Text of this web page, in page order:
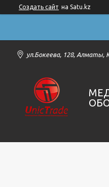
Создать сайт на Satu.kz
ул.Бокеева, 128, Алматы,